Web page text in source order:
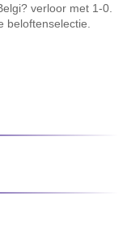
verloor met 1-0.
beloftenselectie.